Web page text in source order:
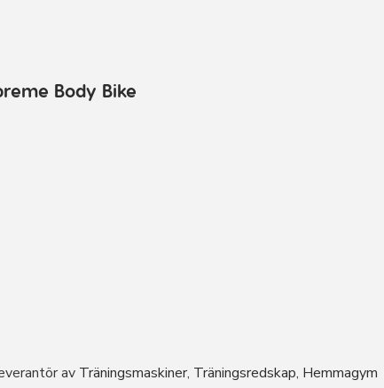
Body Bike
av Träningsmaskiner, Träningsredskap, Hemmagym